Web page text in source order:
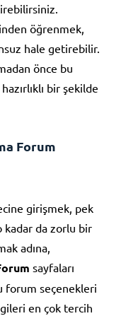
öğrenmek,
hale getirebilir.
önce bu
bir şekilde
Forum
girişmek, pek
kadar da zorlu bir
adına,
sayfaları
forum seçenekleri
en çok tercih